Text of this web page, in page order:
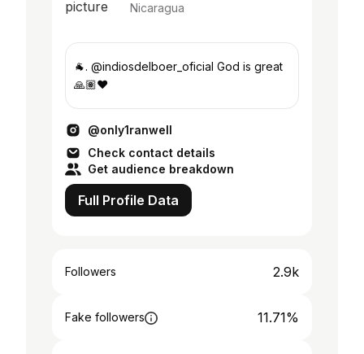
Nicaragua
🐐. @indiosdelboer_oficial God is great
🙏🏽❤️
@only1ranwell
Check contact details
Get audience breakdown
Full Profile Data
Followers 2.9k
Fake followers 11.71%